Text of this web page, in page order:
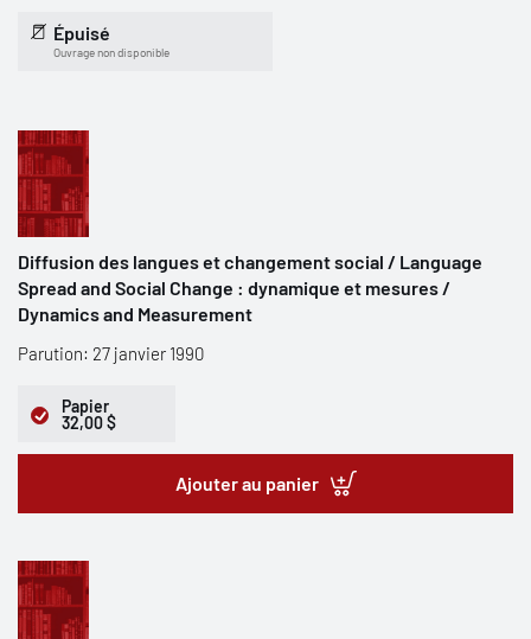
Épuisé
Ouvrage non disponible
Diffusion des langues et changement social / Language
Spread and Social Change : dynamique et mesures /
Dynamics and Measurement
Parution: 27 janvier 1990
Papier
32,00 $
Ajouter au panier